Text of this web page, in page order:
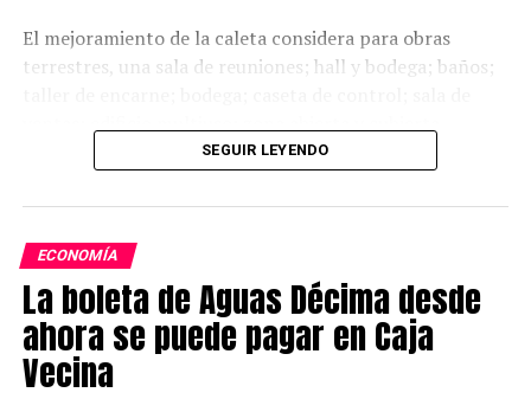
El mejoramiento de la caleta considera para obras
terrestres, una sala de reuniones; hall y bodega; baños;
Mientras que para obras marítimas, considera un
pontón, una pasarela basculante y una escollera.
SEGUIR LEYENDO
ECONOMÍA
La boleta de Aguas Décima desde
ahora se puede pagar en Caja
Vecina